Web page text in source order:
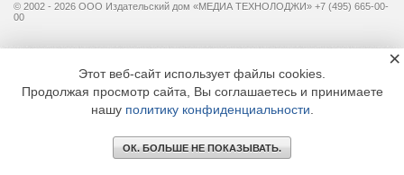
© 2002 - 2026 OOO Издательский дом «МЕДИА ТЕХНОЛОДЖИ» +7 (495) 665-00-
00
Этот веб-сайт использует файлы cookies.
Продолжая просмотр сайта, Вы соглашаетесь и принимаете
нашу политику конфиденциальности
ОК. БОЛЬШЕ НЕ ПОКАЗЫВАТЬ.
×